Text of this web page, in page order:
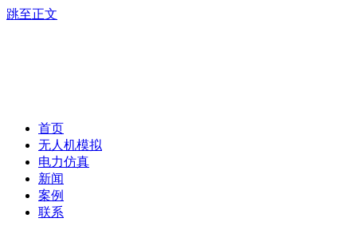
跳至正文
首页
无人机模拟
电力仿真
新闻
案例
联系